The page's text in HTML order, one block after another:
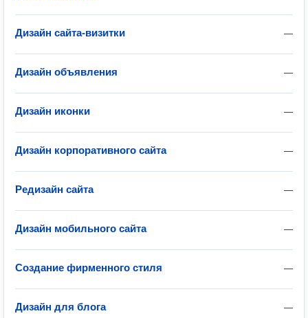
—
Дизайн сайта-визитки
—
Дизайн объявления
—
Дизайн иконки
—
Дизайн корпоративного сайта
—
Редизайн сайта
—
Дизайн мобильного сайта
—
Создание фирменного стиля
—
Дизайн для блога